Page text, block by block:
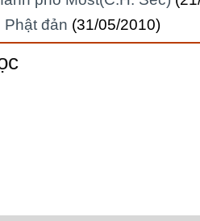
đản (31/05/2010)